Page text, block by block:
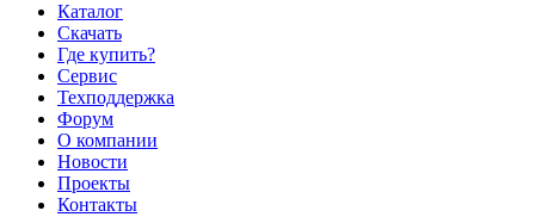
Каталог
Скачать
Где купить?
Сервис
Техподдержка
Форум
О компании
Новости
Проекты
Контакты